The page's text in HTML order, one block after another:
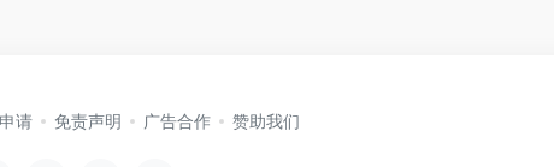
请 免责声明 广告合作 赞助我们